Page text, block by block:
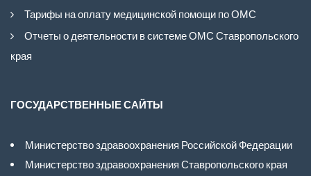
Тарифы на оплату медицинской помощи по ОМС
Отчеты о деятельности в системе ОМС Ставропольского
края
ГОСУДАРСТВЕННЫЕ САЙТЫ
Министерство здравоохранения Российской Федерации
Министерство здравоохранения Ставропольского края